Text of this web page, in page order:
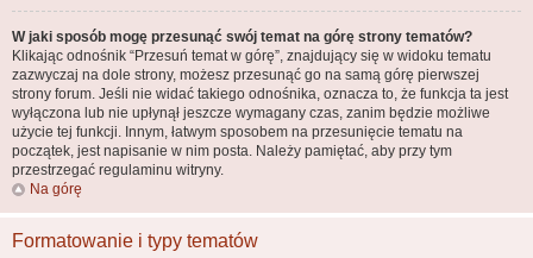
W jaki sposób mogę przesunąć swój temat na górę strony tematów?
Klikając odnośnik “Przesuń temat w górę”, znajdujący się w widoku tematu
zazwyczaj na dole strony, możesz przesunąć go na samą górę pierwszej
strony forum. Jeśli nie widać takiego odnośnika, oznacza to, że funkcja ta jest
wyłączona lub nie upłynął jeszcze wymagany czas, zanim będzie możliwe
użycie tej funkcji. Innym, łatwym sposobem na przesunięcie tematu na
początek, jest napisanie w nim posta. Należy pamiętać, aby przy tym
przestrzegać regulaminu witryny.
Na górę
Formatowanie i typy tematów